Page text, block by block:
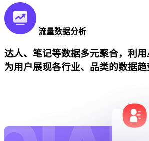
流量数据分析
达人、笔记等数据多元聚合，利
为用户展现各行业、品类的数据趋